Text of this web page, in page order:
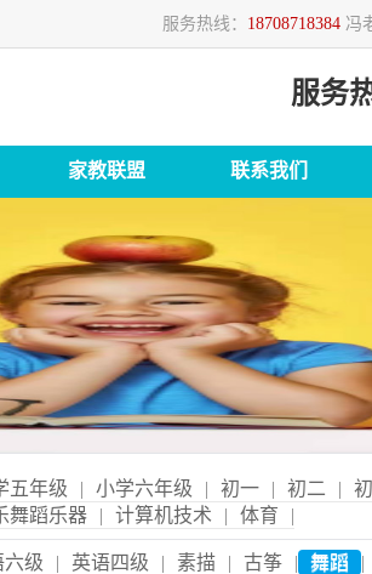
服务热线： 18708718384 冯
服务
家教联盟 联系我们
五年级 | 小学六年级 | 初一 | 初二 |
舞蹈乐器 | 计算机技术 | 体育 |
六级 | 英语四级 | 素描 | 古筝 | 舞蹈 |